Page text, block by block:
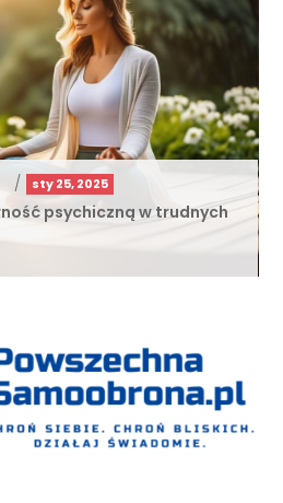
/ sty 25, 2025
psychiczną w trudnych